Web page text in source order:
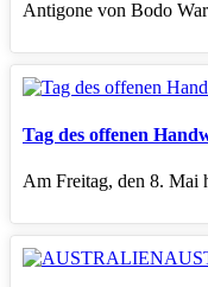
Antigone von Bodo
Tag des offenen
Am Freitag, den 8. Mai